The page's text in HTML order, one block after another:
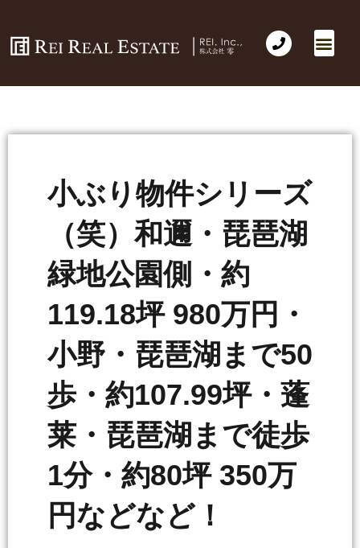
小ぶり物件シリーズ
（笑）和邇・琵琶湖
緑地公園側・約
119.18坪 980万円・
小野・琵琶湖まで50
歩・約107.99坪・蓬
莱・琵琶湖まで徒歩
1分・約80坪 350万
円などなど！